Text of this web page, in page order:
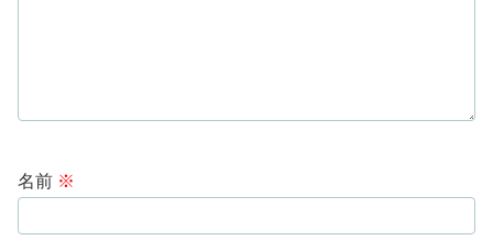
名前 ※